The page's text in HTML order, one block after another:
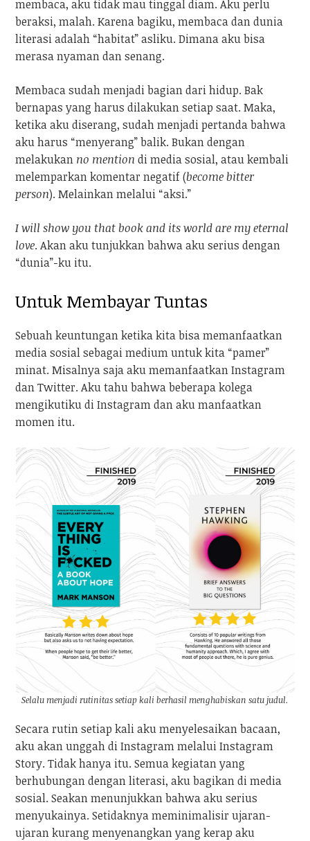
membaca, aku tidak mau tinggal diam. Aku perlu
beraksi, malah. Karena bagiku, membaca dan dunia
literasi adalah “habitat” asliku. Dimana aku bisa
merasa nyaman dan senang.
Membaca sudah menjadi bagian dari hidup. Bak
bernapas yang harus dilakukan setiap saat. Maka,
ketika aku diserang, sudah menjadi pertanda bahwa
aku harus “menyerang” balik. Bukan dengan
melakukan no mention di media sosial, atau kembali
melemparkan komentar negatif (become bitter
person). Melainkan melalui “aksi.”
I will show you that book and its world are my eternal
love. Akan aku tunjukkan bahwa aku serius dengan
“dunia”-ku itu.
Untuk Membayar Tuntas
Sebuah keuntungan ketika kita bisa memanfaatkan
media sosial sebagai medium untuk kita “pamer”
minat. Misalnya saja aku memanfaatkan Instagram
dan Twitter. Aku tahu bahwa beberapa kolega
mengikutiku di Instagram dan aku manfaatkan
momen itu.
Selalu menjadi rutinitas setiap kali berhasil menghabiskan satu judul.
Secara rutin setiap kali aku menyelesaikan bacaan,
aku akan unggah di Instagram melalui Instagram
Story. Tidak hanya itu. Semua kegiatan yang
berhubungan dengan literasi, aku bagikan di media
sosial. Seakan menunjukkan bahwa aku serius
menyukainya. Setidaknya meminimalisir ujaran-
ujaran kurang menyenangkan yang kerap aku